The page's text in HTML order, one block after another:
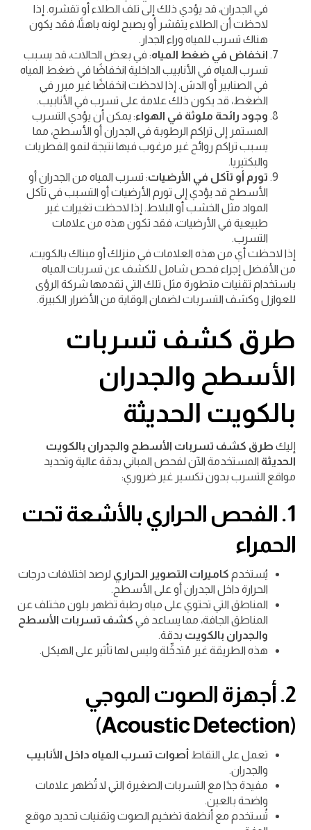
في الجدران، قد يؤدي ذلك إلى تلف الطلاء أو تقشره. إذا
لاحظت أن الطلاء يتقشر أو يصبح لونه باهتًا، فقد يكون
هناك تسرب للمياه وراء الجدار.
انخفاض في ضغط المياه: في بعض الحالات، قد يسبب
تسرب المياه في الأنابيب الداخلية انخفاضًا في ضغط المياه
في الصنابير أو الدش. إذا لاحظت انخفاضًا غير مبرر في
الضغط، قد يكون ذلك علامة على تسرب في الأنابيب.
وجود رائحة ملوثة في الهواء: يمكن أن يؤدي التسرب
المستمر إلى تراكم الرطوبة في الجدران أو الأسطح، مما
يسبب تراكم روائح غير مرغوب فيها نتيجة لنمو الفطريات
والبكتيريا.
تورم أو تآكل في الأرضيات: تسرب المياه من الجدران أو
الأسطح قد يؤدي إلى تورم الأرضيات أو التسبب في تآكل
المواد مثل الخشب أو البلاط. إذا لاحظت تغيرات غير
طبيعية في الأرضيات، فقد تكون هذه من علامات
التسرب.
إذا لاحظت أي من هذه العلامات في منزلك أو مبناك بالكويت،
من الأفضل إجراء فحص شامل للكشف عن تسربات المياه
باستخدام تقنيات متطورة مثل تلك التي تقدمها شركة الرؤى
للعوازل وكشف التسربات لضمان الوقاية من الأضرار الكبيرة.
طرق كشف تسربات
الأسطح والجدران
بالكويت الحديثة
إليك طرق كشف تسربات الأسطح والجدران بالكويت
الحديثة المستخدمة الآن لفحص المباني بدقة عالية وتحديد
مواقع التسرب بدون تكسير غير ضروري:
1. الفحص الحراري بالأشعة تحت
الحمراء
يُستخدم كاميرات التصوير الحراري لرصد اختلافات درجات
الحرارة داخل الجدران أو على الأسطح.
المناطق التي تحتوي على مياه رطبة تظهر بلون مختلف عن
المناطق الجافة، مما يساعد في كشف تسربات الأسطح
والجدران بالكويت بدقة.
هذه الطريقة غير مُتدخِّلة وليس لها تأثير على الهيكل.
2. أجهزة الصوت الموجي
(Acoustic Detection)
تعمل على التقاط أصوات تسرب المياه داخل الأنابيب
والجدران.
مفيدة جدًا مع التسربات الصغيرة التي لا تُظهر علامات
واضحة بالعين.
تُستخدم مع أنظمة تضخيم الصوت وتقنيات تحديد موقع